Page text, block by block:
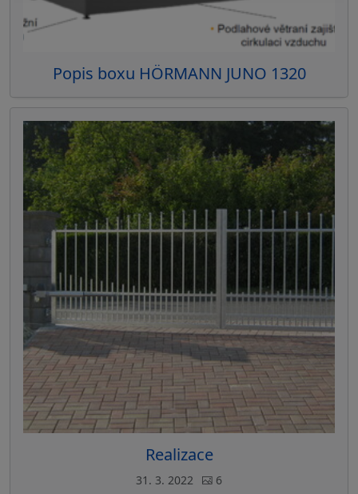
Popis boxu HÖRMANN JUNO 1320
Realizace
31. 3. 2022 6